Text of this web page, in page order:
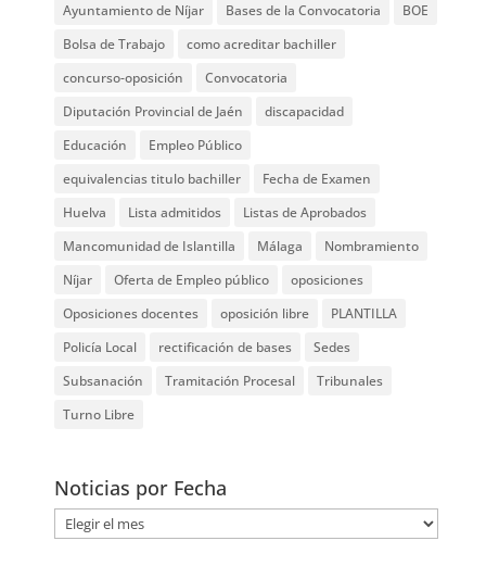
Ayuntamiento de Níjar
Bases de la Convocatoria
BOE
Bolsa de Trabajo
como acreditar bachiller
concurso-oposición
Convocatoria
Diputación Provincial de Jaén
discapacidad
Educación
Empleo Público
equivalencias titulo bachiller
Fecha de Examen
Huelva
Lista admitidos
Listas de Aprobados
Mancomunidad de Islantilla
Málaga
Nombramiento
Níjar
Oferta de Empleo público
oposiciones
Oposiciones docentes
oposición libre
PLANTILLA
Policía Local
rectificación de bases
Sedes
Subsanación
Tramitación Procesal
Tribunales
Turno Libre
Noticias por Fecha
Noticias
por